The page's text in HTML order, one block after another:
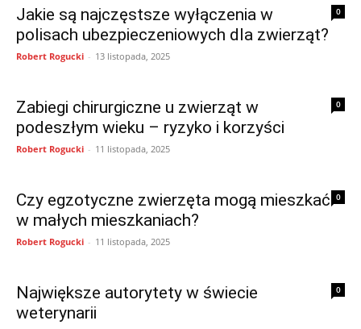
0
Jakie są najczęstsze wyłączenia w
polisach ubezpieczeniowych dla zwierząt?
Robert Rogucki - 13 listopada, 2025
0
Zabiegi chirurgiczne u zwierząt w
podeszłym wieku – ryzyko i korzyści
Robert Rogucki - 11 listopada, 2025
0
Czy egzotyczne zwierzęta mogą mieszkać
w małych mieszkaniach?
Robert Rogucki - 11 listopada, 2025
0
Największe autorytety w świecie
weterynarii